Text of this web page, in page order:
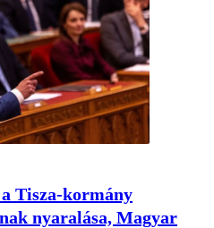
Tisza-kormány
nyaralása, Magyar